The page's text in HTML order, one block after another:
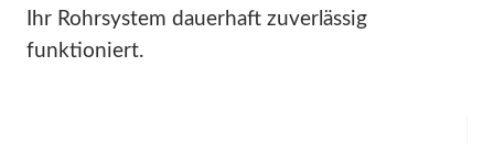
Ihr Rohrsystem dauerhaft zuverlässig
funktioniert.